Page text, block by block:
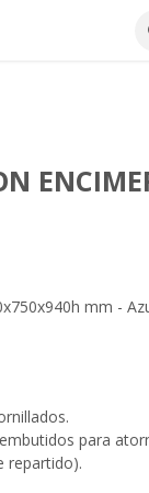
mm -
para
repartido).